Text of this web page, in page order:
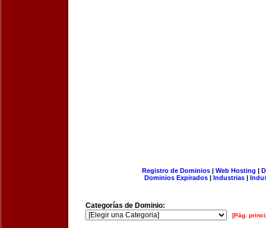
Registro de Dominios| Web Hosting |
Dominios Expirados | Industrias |
Categorías de Dominio:
[Pág.